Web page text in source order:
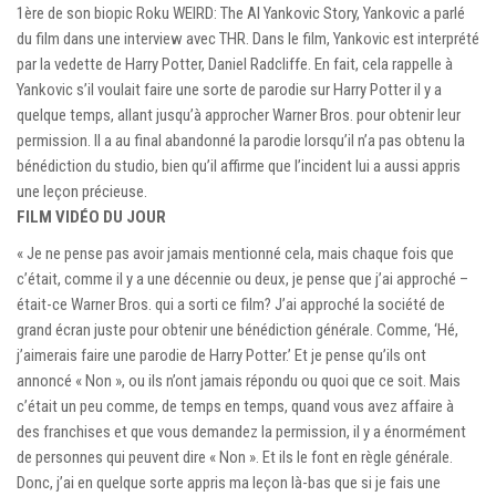
1ère de son biopic Roku WEIRD: The Al Yankovic Story, Yankovic a parlé
du film dans une interview avec THR. Dans le film, Yankovic est interprété
par la vedette de Harry Potter, Daniel Radcliffe. En fait, cela rappelle à
Yankovic s’il voulait faire une sorte de parodie sur Harry Potter il y a
quelque temps, allant jusqu’à approcher Warner Bros. pour obtenir leur
permission. Il a au final abandonné la parodie lorsqu’il n’a pas obtenu la
bénédiction du studio, bien qu’il affirme que l’incident lui a aussi appris
une leçon précieuse.
FILM VIDÉO DU JOUR
« Je ne pense pas avoir jamais mentionné cela, mais chaque fois que
c’était, comme il y a une décennie ou deux, je pense que j’ai approché –
était-ce Warner Bros. qui a sorti ce film? J’ai approché la société de
grand écran juste pour obtenir une bénédiction générale. Comme, ‘Hé,
j’aimerais faire une parodie de Harry Potter.’ Et je pense qu’ils ont
annoncé « Non », ou ils n’ont jamais répondu ou quoi que ce soit. Mais
c’était un peu comme, de temps en temps, quand vous avez affaire à
des franchises et que vous demandez la permission, il y a énormément
de personnes qui peuvent dire « Non ». Et ils le font en règle générale.
Donc, j’ai en quelque sorte appris ma leçon là-bas que si je fais une